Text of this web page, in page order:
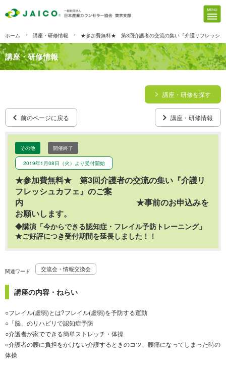
ホーム 講座・研修情報 ★参加費無料★ 第3回介護者の交流の集い『介護
講座・研修情報
前のページに戻る 講座・研修情報
講座・研修を探す
その他 開催終了
2019年1月08日（火）より受付開始
★参加費無料★ 第3回介護者の交流の集い『介護リ
フレッシュカフェ』のご案
内 ★事前のお申込みを
お願いします。
◆講演「今からできる認知症・フレイル予防トレーニング」
★ご好評につき受付期間を延長しました！！
関連ワード 交流会・情報交換会
講座の内容・ねらい
○フレイル(虚弱)とは?フレイル(虚弱)を予防する運動
○「脳」のリハビリで認知症予防
○介護者が家でできる簡単ストレッチ・体操
○介護者の腰に負担をかけない介護するときのコツ、腰痛になってしまった時の
体操